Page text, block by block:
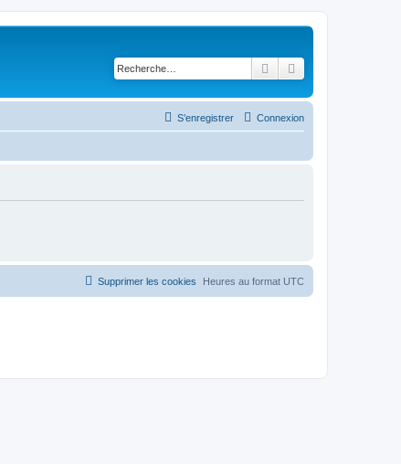
Rechercher
Connexion
S’enregistrer
Heures au format UTC
Supprimer les cookies